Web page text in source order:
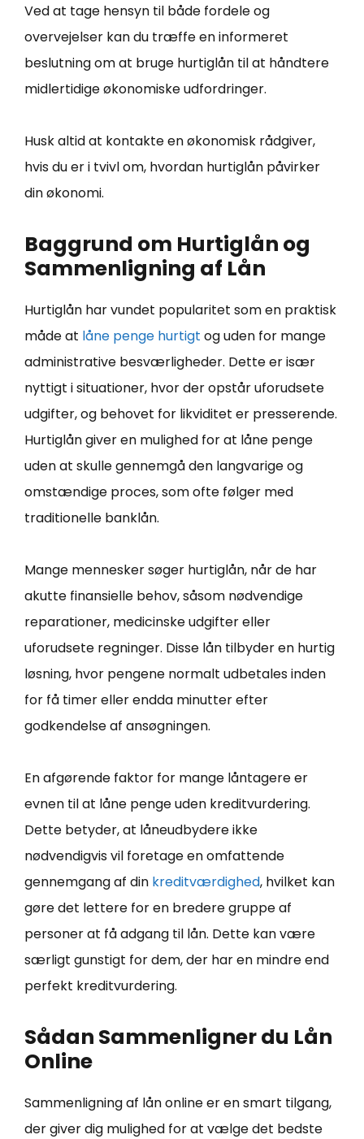
Ved at tage hensyn til både fordele og
overvejelser kan du træffe en informeret
beslutning om at bruge hurtiglån til at håndtere
midlertidige økonomiske udfordringer.
Husk altid at kontakte en økonomisk rådgiver,
hvis du er i tvivl om, hvordan hurtiglån påvirker
din økonomi.
Baggrund om Hurtiglån og
Sammenligning af Lån
Hurtiglån har vundet popularitet som en praktisk
måde at låne penge hurtigt og uden for mange
administrative besværligheder. Dette er især
nyttigt i situationer, hvor der opstår uforudsete
udgifter, og behovet for likviditet er presserende.
Hurtiglån giver en mulighed for at låne penge
uden at skulle gennemgå den langvarige og
omstændige proces, som ofte følger med
traditionelle banklån.
Mange mennesker søger hurtiglån, når de har
akutte finansielle behov, såsom nødvendige
reparationer, medicinske udgifter eller
uforudsete regninger. Disse lån tilbyder en hurtig
løsning, hvor pengene normalt udbetales inden
for få timer eller endda minutter efter
godkendelse af ansøgningen.
En afgørende faktor for mange låntagere er
evnen til at låne penge uden kreditvurdering.
Dette betyder, at låneudbydere ikke
nødvendigvis vil foretage en omfattende
gennemgang af din kreditværdighed, hvilket kan
gøre det lettere for en bredere gruppe af
personer at få adgang til lån. Dette kan være
særligt gunstigt for dem, der har en mindre end
perfekt kreditvurdering.
Sådan Sammenligner du Lån
Online
Sammenligning af lån online er en smart tilgang,
der giver dig mulighed for at vælge det bedste